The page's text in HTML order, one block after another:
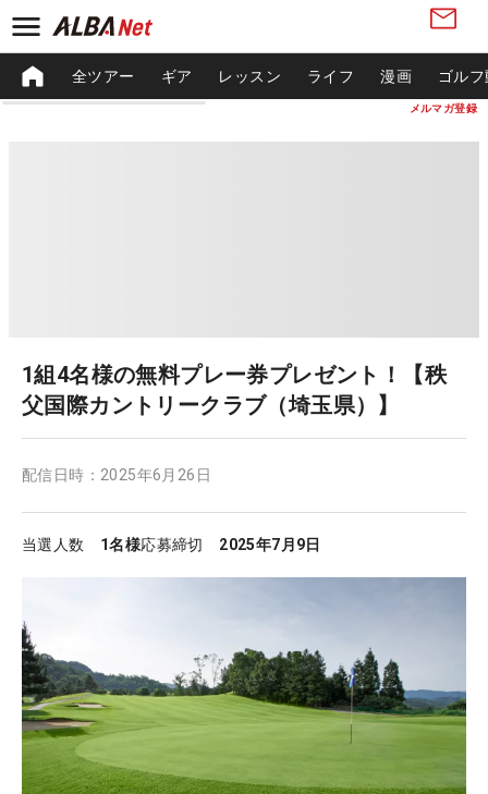
メルマガ登録
全ツアー ギア レッスン ライフ 漫画 ゴル
1組4名様の無料プレー券プレゼント！【秩
父国際カントリークラブ（埼玉県）】
配信日時： 2025年6月26日
当選人数 1名様応募締切 2025年7月9日